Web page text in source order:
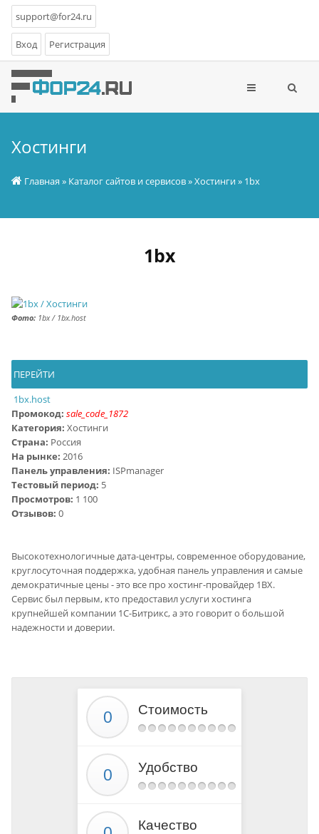
support@for24.ru
Вход Регистрация
Хостинги
Главная » Каталог сайтов и сервисов»Хостинги» 1bx
1bx
Фото:1bx / 1bx.host
ПЕРЕЙТИ
1bx.host
Промокод: sale_code_1872
Категория: Хостинги
Страна: Россия
На рынке: 2016
Панель управления: ISPmanager
Тестовый период: 5
Просмотров: 1 100
Отзывов: 0
Высокотехнологичные дата-центры, современное оборудование,
круглосуточная поддержка, удобная панель управления и самые
демократичные цены - это все про хостинг-провайдер 1BX.
Сервис был первым, кто предоставил услуги хостинга
крупнейшей компании 1C-Битрикс, а это говорит о большой
надежности и доверии.
Стоимость
Удобство
Качество